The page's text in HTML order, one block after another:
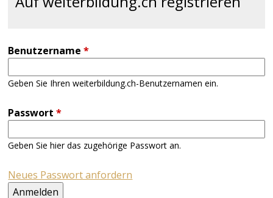
Benutzername*
Geben Sie Ihren weiterbildung.ch-Benutzernamen ein.
Passwort*
Geben Sie hier das zugehörige Passwort an.
Neues Passwort anfordern